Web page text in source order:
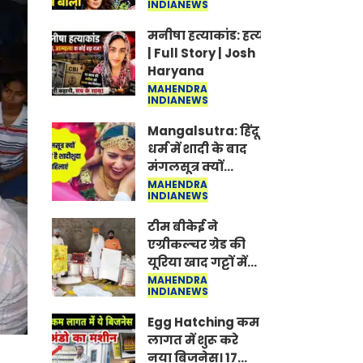
Jantar-Mantar |
CJP protest
INDIANEWS
मनीषा हत्याकांड: हत्या, आत्महत्या या
| Full Story | Josh
Haryana
MAHENDRA
INDIANEWS
Mangalsutra: हिंदू
धर्म में शादी के बाद
मंगलसूत्र क्यों
पहनती है महिलाएं,
किसने शुरु की ये
परंपरा
MAHENDRA
INDIANEWS
टीम बीकेई ने
एग्रीकल्चर ग्रेड की
यूरिया खाद गट्टों में
बदलकर टेक्निकल
ग्रेड में बेचने वालों पर
करवाई कार्रवाई:
लखविंदर सिंह
औलख
MAHENDRA
INDIANEWS
Egg Hatching कम
लागत में शुरू करे
नया बिजनेस। 17